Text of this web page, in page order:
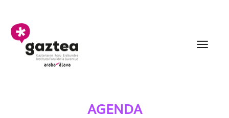
Saltar al contenido principal
AGENDA